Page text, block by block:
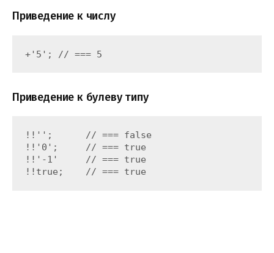
Приведение к числу
+'5'; // === 5
Приведение к булеву типу
!!'';      // === false
!!'0';     // === true
!!'-1'     // === true
!!true;    // === true